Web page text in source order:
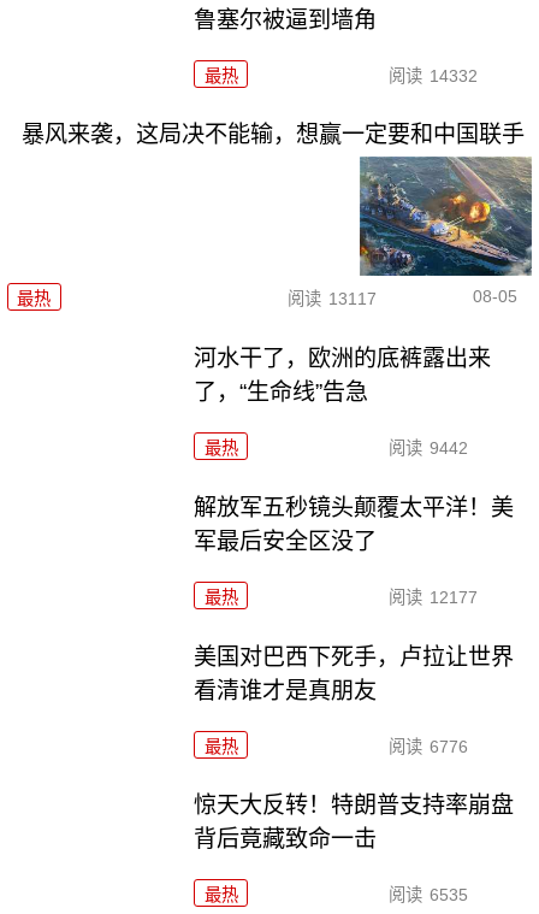
鲁塞尔被逼到墙角
最热 阅读 14332
暴风来袭，这局决不能输，想赢一定要和中国联手
最热 阅读 13117 08-05
河水干了，欧洲的底裤露出来
了，“生命线”告急
最热 阅读 9442
解放军五秒镜头颠覆太平洋！美
军最后安全区没了
最热 阅读 12177
美国对巴西下死手，卢拉让世界
看清谁才是真朋友
最热 阅读 6776
惊天大反转！特朗普支持率崩盘
背后竟藏致命一击
最热 阅读 6535